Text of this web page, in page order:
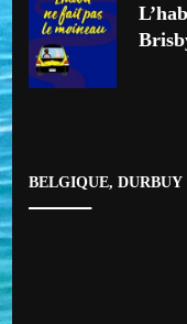
BELGIQUE, DURBUY